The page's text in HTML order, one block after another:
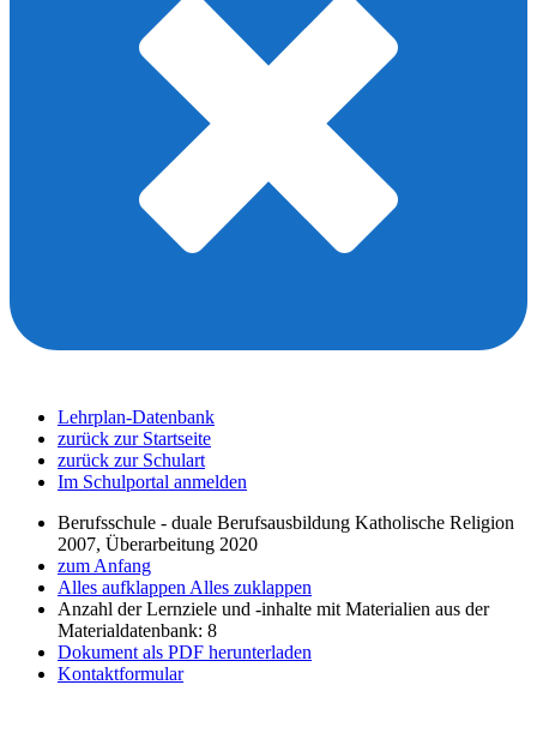
Lehrplan-Datenbank
zurück zur Startseite
zurück zur Schulart
Im Schulportal anmelden
Berufsschule - duale Berufsausbildung Katholische Religion
2007, Überarbeitung 2020
zum Anfang
Alles aufklappen Alles zuklappen
Anzahl der Lernziele und -inhalte mit Materialien aus der
Materialdatenbank: 8
Dokument als PDF herunterladen
Kontaktformular